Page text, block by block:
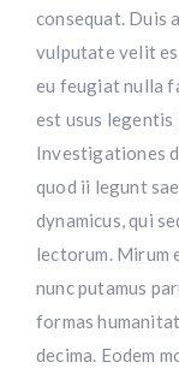
consequat. Duis
vulputate velit
eu feugiat nulla
est usus
Investigationes
quod ii legunt
dynamicus, qui
lectorum. Mirum
nunc putamus
formas
decima. Eodem